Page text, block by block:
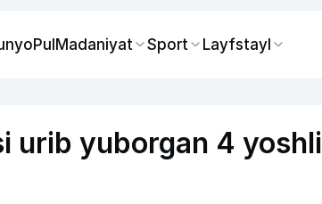
PulMadaniyat Sport Layfstayl
urib yuborgan 4 yoshli